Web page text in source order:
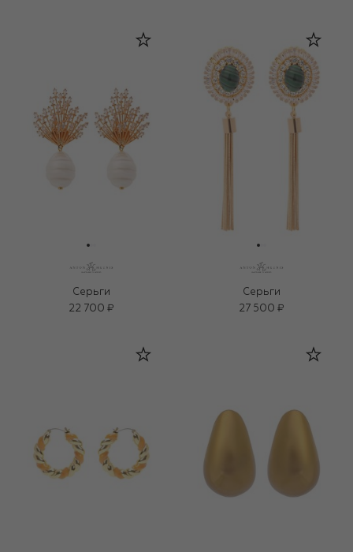
Серьги
22 700 ₽
Серьги
27 500 ₽